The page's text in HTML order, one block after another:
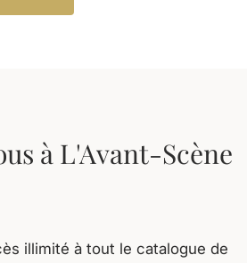
à L'Avant-Scène
illimité à tout le catalogue de